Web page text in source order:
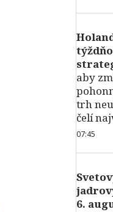
aby
trh
čelí
07:45
6.